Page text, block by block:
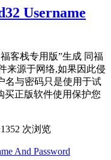
Username
客栈专用版”生成 同福
来源于网络,如果因此侵
名与密码只是使用于试
买正版软件使用保护您
1352 次浏览